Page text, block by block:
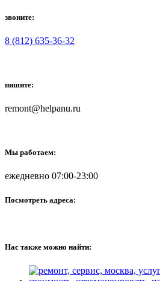
звоните:
8 (812) 635-36-32
пишите:
remont@helpanu.ru
Мы работаем:
ежедневно 07:00-23:00
Посмотреть адреса:
Нас также можно найти: